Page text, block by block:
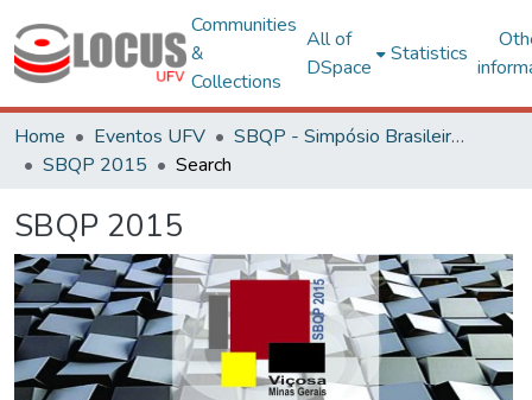
Communities
&
Collections
All of
DSpace
Statistics
Home Eventos UFV
SBQP - Simpósio Brasileiro de Qualidade do Projeto no Ambiente Construído
SBQP 2015
Search
SBQP 2015